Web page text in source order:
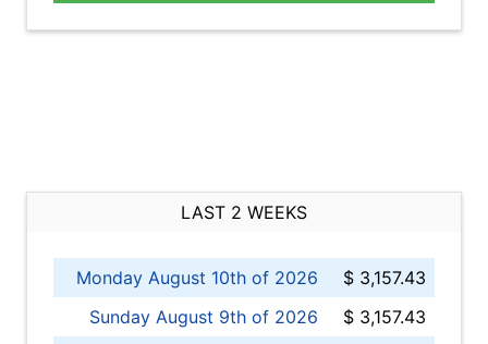
LAST 2 WEEKS
Monday August 10th of 2026
$ 3,157.43
Sunday August 9th of 2026
$ 3,157.43